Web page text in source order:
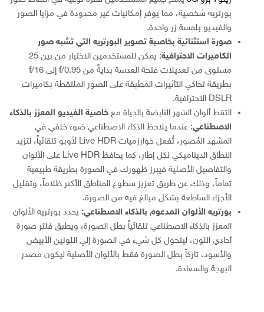
بورتريه شخصية، مما يوفر إمكانيات غير محدودة في مزايا الصور
والفيديو بلمسة زر واحدة.
صورة استثنائية بخاصية تصوير البورتريه التي تشبه صور
الكاميرات الاحترافية
: يمكن للمستخدمين الاختيار من بين 25
مستوى من تعديلات فتحة العدسة بدايةً من f/0.95 إلى f/16
بطريقة تحاكي التأثيرات المطبقة على الصور الملتقطة بكاميرات
DSLR الاحترافية.
التقط ألوان الشهر النابضة بالحياة معخاصية الفيديو المعزز بالذكاء
الاصطناعي: عندما يلاحظ الذكاء الاصطناعي ضوء خلفي في
المشهد المُصور، تُفعل خوارزميات Live HDR لأوبو تلقائياً، لتزيد
النطاق الديناميكي لكل إطار، كما يحافظ Live HDR على الألوان
والتفاصيل الأصلية فيبرز ظهورك في الصورة بطريقة طبيعية
تماماً، وذلك عن طريق تعزيز سطوع المناطق الأكثر ظلاماً، وتقليل
الأجزاء الساطعة بشكل مبالغ فيه من الصورة.
بورتريه الألوان المدعوم بالذكاء الاصطناعي: يحدد بورتريه الألوان
المعزز بالذكاء الاصطناعي تلقائياً بطل الصورة، ويطبق فلتر صورة
أحادي اللون، ليتحول كل شيء في الصورة إلي اللونين الأبيض
والأسود، تاركاً بطل الصورة فقط بالألوان الأصلية ليكون مصدر
البهجة والسعادة.